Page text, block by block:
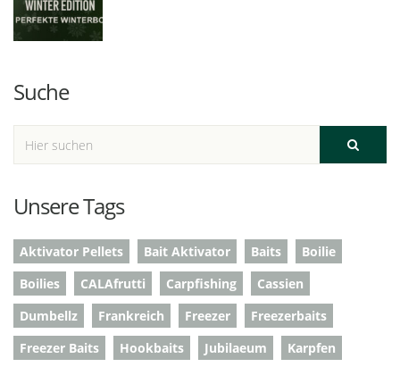
Suche
Unsere Tags
Aktivator Pellets Bait Aktivator Baits
Boilie
Boilies
CALAfrutti Carpfishing
Cassien
Dumbellz
Frankreich Freezer
Freezerbaits
Freezer Baits
Hookbaits Jubilaeum
Karpfen